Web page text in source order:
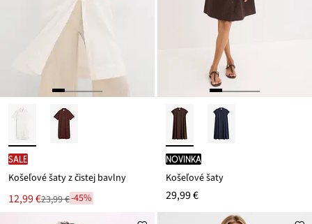
SALE
Košeľové šaty z čistej bavlny
Nová
cena
12,99 €
Zľava 23,99 €-45%
novinka
Košeľové šaty
29,99 €